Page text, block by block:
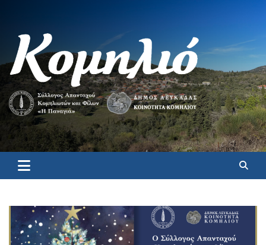
Κομηλιό
Επίσημη ιστοσελίδα για το Κομηλιό Λευκάδας